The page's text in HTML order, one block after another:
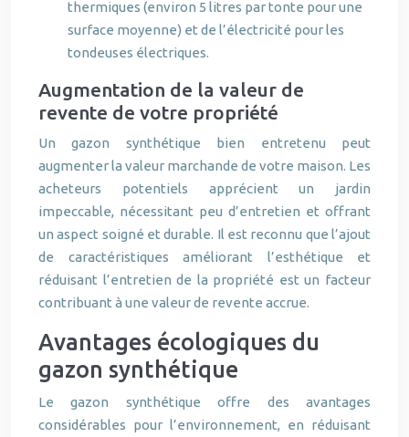
thermiques (environ 5 litres par tonte pour une
surface moyenne) et de l’électricité pour les
tondeuses électriques.
Augmentation de la valeur de
revente de votre propriété
Un gazon synthétique bien entretenu peut
augmenter la valeur marchande de votre maison. Les
acheteurs potentiels apprécient un jardin
impeccable, nécessitant peu d’entretien et offrant
un aspect soigné et durable. Il est reconnu que l’ajout
de caractéristiques améliorant l’esthétique et
réduisant l’entretien de la propriété est un facteur
contribuant à une valeur de revente accrue.
Avantages écologiques du
gazon synthétique
Le gazon synthétique offre des avantages
considérables pour l’environnement, en réduisant